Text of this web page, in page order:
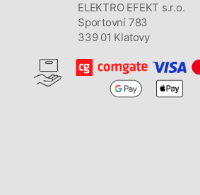
ELEKTRO EFEKT s.r.o.
Sportovní 783
339 01 Klatovy